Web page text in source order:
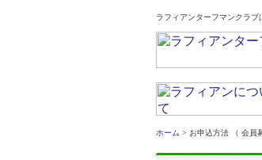
ラフィアンターフマンクラブ
ホーム > お申込方法 （ 会員